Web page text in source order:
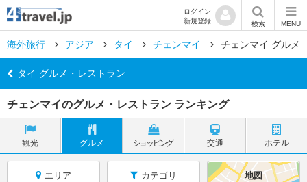
ログイン
新規登録
検索 MENU
海外旅行 アジア タイ チェンマイ チェンマイ グルメ
タイ グルメ・レストラン
チェンマイのグルメ・レストラン ランキング
観光 グルメ ショッピング 交通 ホテル
エリア カテゴリ 地図